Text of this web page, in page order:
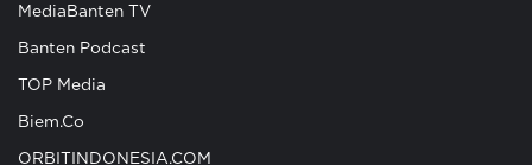
MediaBanten TV
Banten Podcast
TOP Media
Biem.Co
ORBITINDONESIA.COM